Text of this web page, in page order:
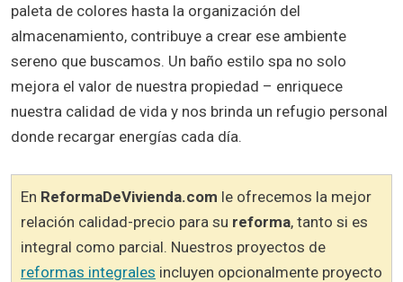
paleta de colores hasta la organización del
almacenamiento, contribuye a crear ese ambiente
sereno que buscamos. Un baño estilo spa no solo
mejora el valor de nuestra propiedad – enriquece
nuestra calidad de vida y nos brinda un refugio personal
donde recargar energías cada día.
En ReformaDeVivienda.com le ofrecemos la mejor
relación calidad-precio para su reforma, tanto si es
integral como parcial. Nuestros proyectos de
reformas integrales incluyen opcionalmente proyecto